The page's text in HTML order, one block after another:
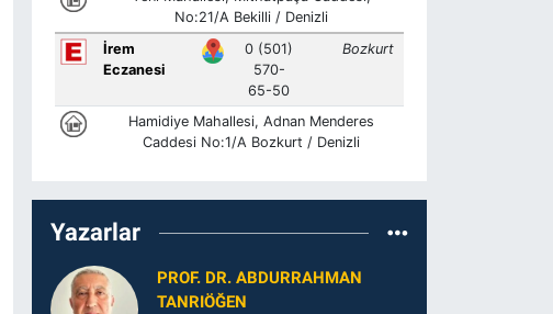
Yazarlar
PROF. DR. ABDURRAHMAN
TANRIÖĞEN